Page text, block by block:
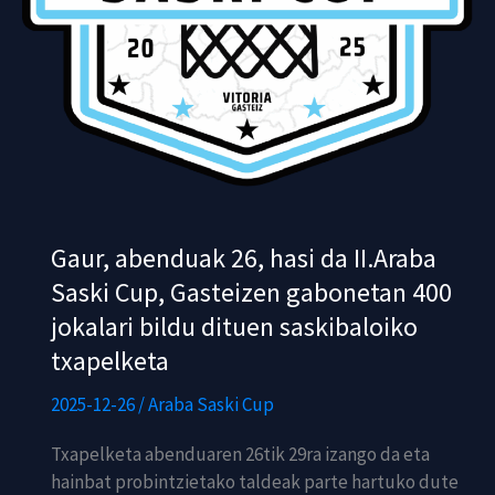
Gaur, abenduak 26, hasi da II.Araba
Saski Cup, Gasteizen gabonetan 400
jokalari bildu dituen saskibaloiko
txapelketa
2025-12-26/Araba Saski Cup
Txapelketa abenduaren 26tik 29ra izango da eta
hainbat probintzietako taldeak parte hartuko dute